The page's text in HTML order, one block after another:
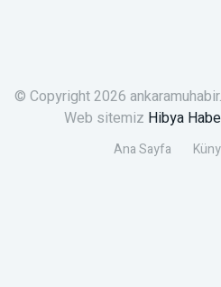
© Copyright 2026
Web sitemiz Hibya
Ana Sayfa